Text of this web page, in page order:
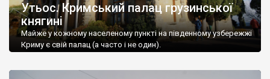
Утьос. Кримський палац грузинської
княгині
Майже у кожному населеному пункті на південному узбережжі
Криму є свій палац (а часто і не один).